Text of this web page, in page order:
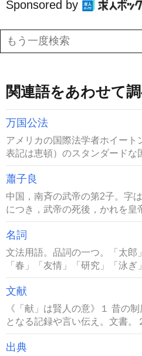
Sponsored by
関連語をあわせて
万国公法
アメリカの国際法学者ホイート
表記は恵頓）のスタンダードな
蕭子良
中国，南斉の武帝の第2子。字
につき，武帝の死後，かれを皇
名詞
文法用語。品詞の一つ。「太郎
「春」「友情」「研究」「泳ぎ
文献
《「献」は賢人の意》１ 昔の
となる記録や言い伝え。文書。
出典